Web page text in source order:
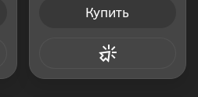
Купить